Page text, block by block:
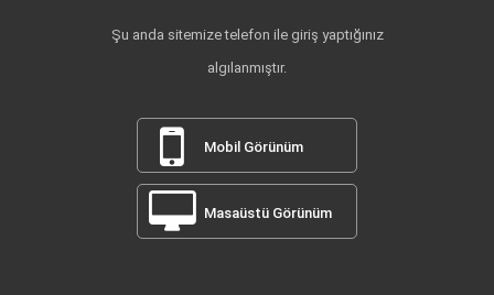
Şu anda sitemize telefon ile giriş yaptığınız
algılanmıştır.
Mobil Görünüm
Masaüstü Görünüm